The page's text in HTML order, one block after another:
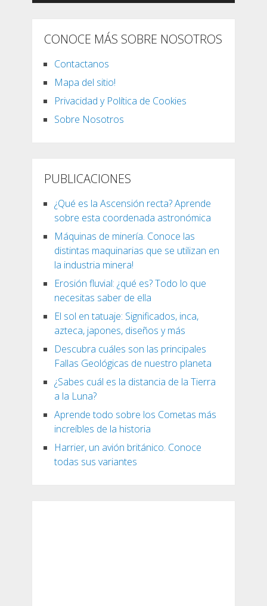
CONOCE MÁS SOBRE NOSOTROS
Contactanos
Mapa del sitio!
Privacidad y Política de Cookies
Sobre Nosotros
PUBLICACIONES
¿Qué es la Ascensión recta? Aprende
sobre esta coordenada astronómica
Máquinas de minería. Conoce las
distintas maquinarias que se utilizan en
la industria minera!
Erosión fluvial: ¿qué es? Todo lo que
necesitas saber de ella
El sol en tatuaje: Significados, inca,
azteca, japones, diseños y más
Descubra cuáles son las principales
Fallas Geológicas de nuestro planeta
¿Sabes cuál es la distancia de la Tierra
a la Luna?
Aprende todo sobre los Cometas más
increíbles de la historia
Harrier, un avión británico. Conoce
todas sus variantes